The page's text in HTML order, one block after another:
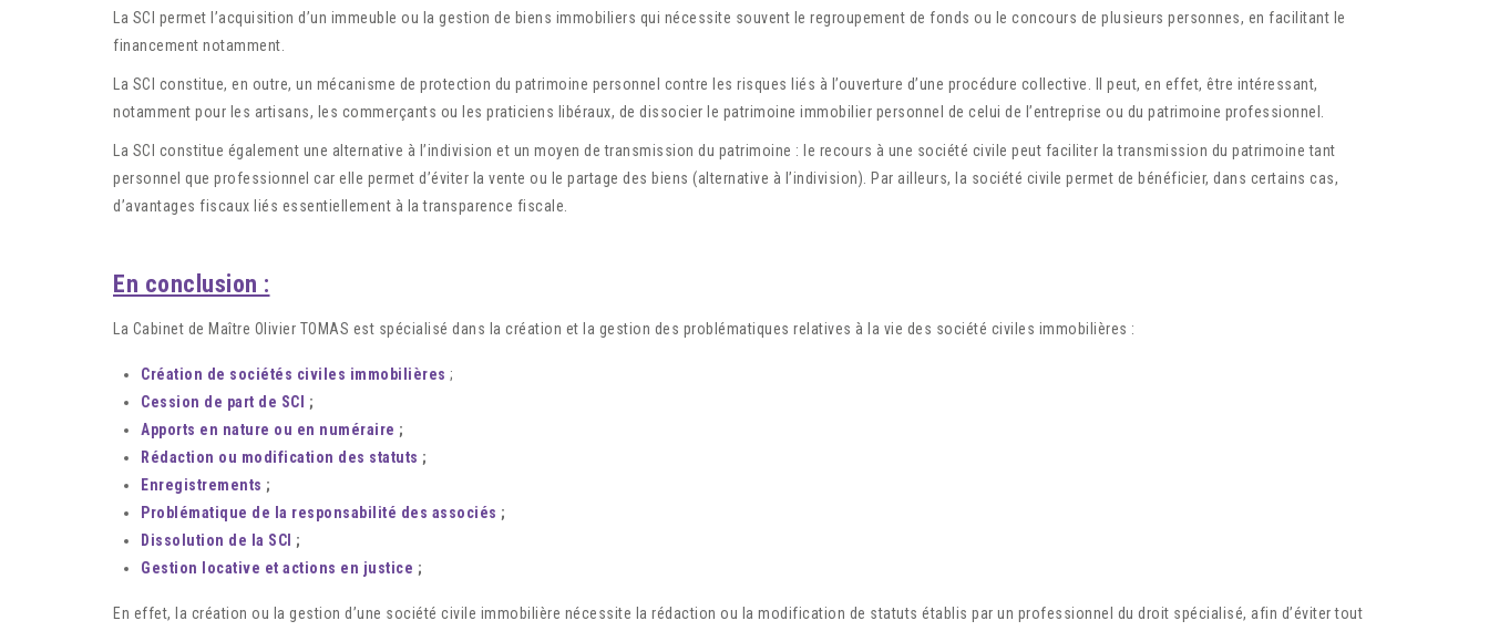
La SCI permet l’acquisition d’un immeuble ou la gestion de biens immobiliers qui nécessite souvent le regroupement de fonds ou le concours de plusieurs personnes, en facilitant le
financement notamment.
La SCI constitue, en outre, un mécanisme de protection du patrimoine personnel contre les risques liés à l’ouverture d’une procédure collective. Il peut, en effet, être intéressant,
notamment pour les artisans, les commerçants ou les praticiens libéraux, de dissocier le patrimoine immobilier personnel de celui de l’entreprise ou du patrimoine professionnel.
La SCI constitue également une alternative à l’indivision et un moyen de transmission du patrimoine : le recours à une société civile peut faciliter la transmission du patrimoine tant
personnel que professionnel car elle permet d’éviter la vente ou le partage des biens (alternative à l’indivision). Par ailleurs, la société civile permet de bénéficier, dans certains cas,
d’avantages fiscaux liés essentiellement à la transparence fiscale.
En conclusion :
La Cabinet de Maître Olivier TOMAS est spécialisé dans la création et la gestion des problématiques relatives à la vie des société civiles immobilières :
Création de sociétés civiles immobilières ;
Cession de part de SCI
;
Apports en nature ou en numéraire ;
Rédaction ou modification des statuts ;
Enregistrements ;
Problématique de la responsabilité des associés ;
Dissolution de la SCI ;
Gestion locative et actions en justice ;
En effet, la création ou la gestion d’une société civile immobilière nécessite la rédaction ou la modification de statuts établis par un professionnel du droit spécialisé, afin d’éviter tout